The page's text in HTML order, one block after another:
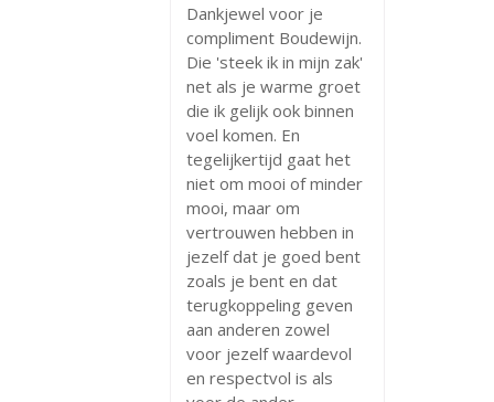
Dankjewel voor je
compliment Boudewijn.
Die 'steek ik in mijn zak'
net als je warme groet
die ik gelijk ook binnen
voel komen. En
tegelijkertijd gaat het
niet om mooi of minder
mooi, maar om
vertrouwen hebben in
jezelf dat je goed bent
zoals je bent en dat
terugkoppeling geven
aan anderen zowel
voor jezelf waardevol
en respectvol is als